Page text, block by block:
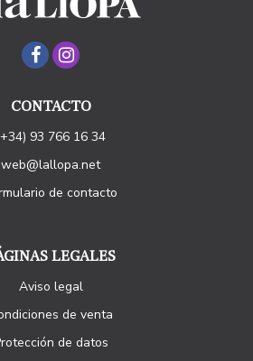
CONTACTO
93 766 16 34
web@lallopa.net
de contacto
LEGALES
Aviso legal
de venta
de datos